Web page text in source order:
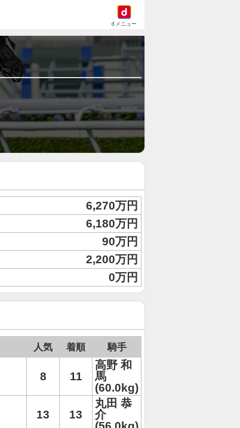
dメニュー
6,270万円
6,180万円
90万円
2,200万円
0万円
人気 着順 騎手
8 11
高野 和
馬
(60.0kg)
13 13
丸田 恭
介